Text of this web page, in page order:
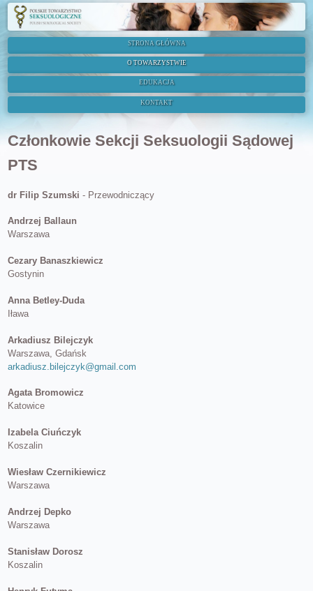
STRONA GŁÓWNA
O TOWARZYSTWIE
EDUKACJA
KONTAKT
Członkowie Sekcji Seksuologii Sądowej
PTS
dr Filip Szumski - Przewodniczący
Andrzej Ballaun
Warszawa
Cezary Banaszkiewicz
Gostynin
Anna Betley-Duda
Iława
Arkadiusz Bilejczyk
Warszawa, Gdańsk
arkadiusz.bilejczyk@gmail.com
Agata Bromowicz
Katowice
Izabela Ciuńczyk
Koszalin
Wiesław Czernikiewicz
Warszawa
Andrzej Depko
Warszawa
Stanisław Dorosz
Koszalin